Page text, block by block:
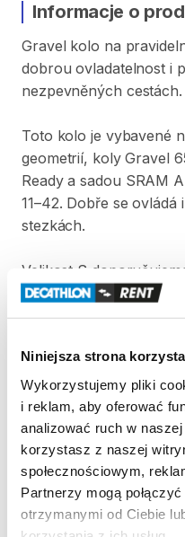
Niniejsza strona
Wykorzystujemy pliki
i reklam, aby oferować
analizować ruch w
korzystasz z naszej
społecznościowym,
Partnerzy mogą
otrzymanymi od Ciebie
Informacje o
Gravel kolo na
dobrou ovladatelnost i
nezpevněných cestách.
Toto kolo je vybavené
geometrií​​​​​,​ koly Gravel
Ready a sadou SRAM
11–42. Dobře se ovládá i
stezkách.
Velikost S
mezi 165 a 173 cm. V
helma.
Strona produktu w
Zasady
REGULAMIN
Regulamin